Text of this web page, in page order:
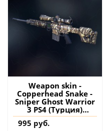
Weapon skin -
Copperhead Snake -
Sniper Ghost Warrior
3 PS4 (Турция)
купить дополнение
на аккаунт
995 руб.